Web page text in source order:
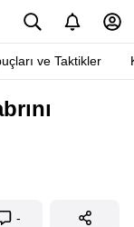
ve Taktikler
-